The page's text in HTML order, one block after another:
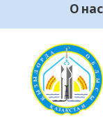
О нас